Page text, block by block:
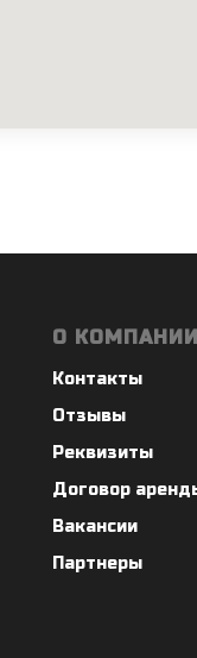
О КОМПАНИИ
Контакты
Отзывы
Реквизиты
Договор
Вакансии
Партнеры